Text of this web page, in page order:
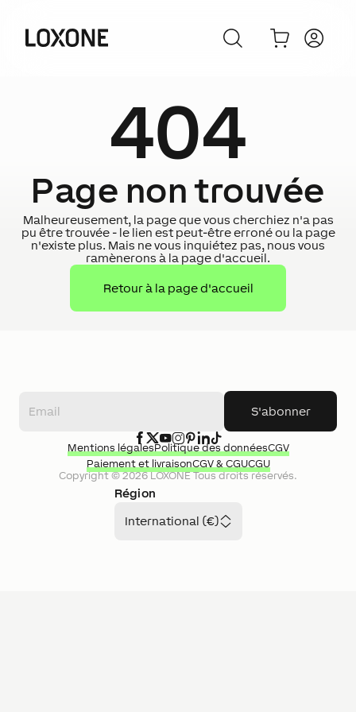
404
Page non trouvée
Malheureusement, la page que vous cherchiez n'a pas
pu être trouvée - le lien est peut-être erroné ou la page
n'existe plus. Mais ne vous inquiétez pas, nous vous
ramènerons à la page d'accueil.
Retour à la page d'accueil
S'abonner
Région
International (€)
Copyright ©2026LOXONETous droits réservés.
Mentions légalesPolitique des donnéesCGV
Paiement et livraisonCGV & CGUCGU